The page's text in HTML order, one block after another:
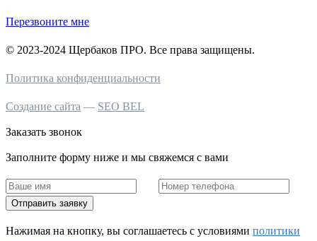
Перезвоните мне
© 2023-2024 Щербаков ПРО. Все права защищены.
Политика конфиденциальности
Создание сайта — SEO BEL
Заказать звонок
Заполните форму ниже и мы свяжемся с вами
Отправить заявку
Нажимая на кнопку, вы соглашаетесь c условиями политики